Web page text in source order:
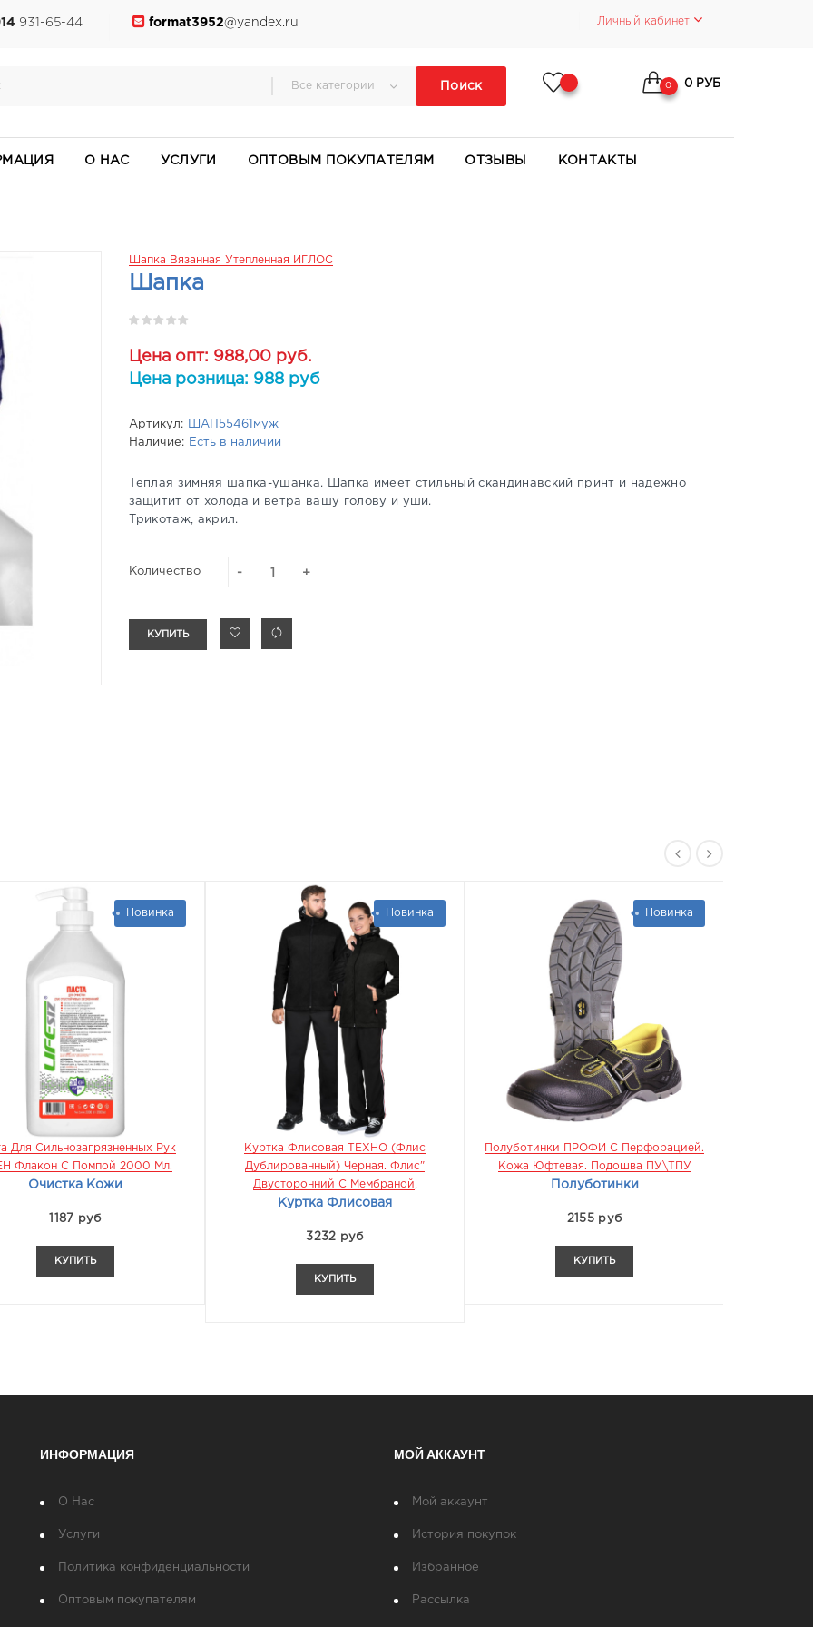
931-65-44 format3952@yandex.ru Личный кабинет
Все категории Поиск 0 0 РУБ
О НАС УСЛУГИ ОПТОВЫМ ПОКУПАТЕЛЯМ ОТЗЫВЫ КОНТАКТЫ
Шапка Вязанная Утепленная ИГЛОС
Шапка
Цена опт: 988,00 руб.
Цена розница: 988 руб
Артикул:
ШАП55461муж
Наличие:
Есть в наличии
Теплая зимняя шапка-ушанка. Шапка имеет стильный скандинавский принт и надежно
защитит от холода и ветра вашу голову и уши.
Трикотаж, акрил.
Количество
КУПИТЬ
Новинка
Для Сильнозагрязненных Рук
Флакон С Помпой 2000 Мл.
Очистка Кожи
1187 руб
КУПИТЬ
Новинка
Куртка Флисовая ТЕХНО (флис
Дублированный) Черная. Флис"
Двусторонний С Мембраной
Куртка Флисовая
3232 руб
КУПИТЬ
Новинка
Полуботинки ПРОФИ С Перфорацией.
Кожа Юфтевая. Подошва ПУ\ТПУ
Полуботинки
2155 руб
КУПИТЬ
ИНФОРМАЦИЯ
О Нас
Услуги
Политика конфиденциальности
Оптовым покупателям
МОЙ АККАУНТ
Мой аккаунт
История покупок
Избранное
Рассылка